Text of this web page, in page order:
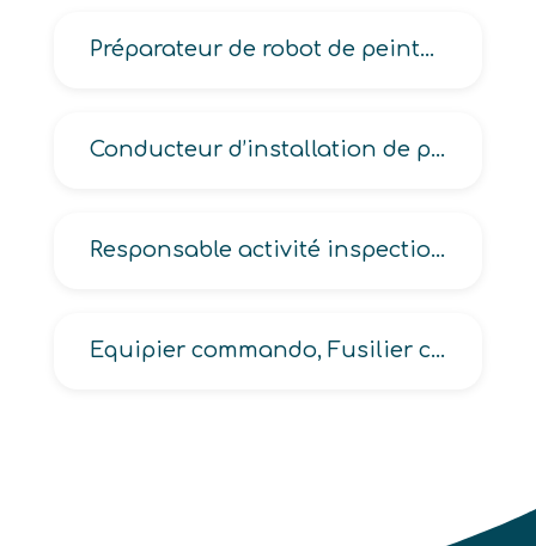
Préparateur de robot de peinture
Conducteur d’installation de pâte à papier
Responsable activité inspection réglementaire de conformité, inspection technique
Equipier commando, Fusilier commando